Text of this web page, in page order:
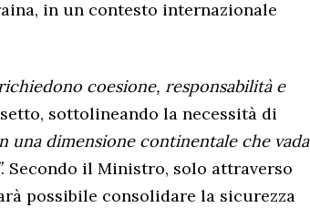
in un contesto internazionale
coesione, responsabilità e
sottolineando la necessità di
una dimensione continentale che vada
. Secondo il Ministro, solo attraverso
possibile consolidare la sicurezza